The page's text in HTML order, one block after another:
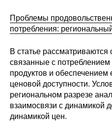
Проблемы
потребления:
В статье
связанные с
продуктов и обеспечением
ценовой доступности.
региональном разрезе
взаимосвязи с динамикой
динамикой цен.